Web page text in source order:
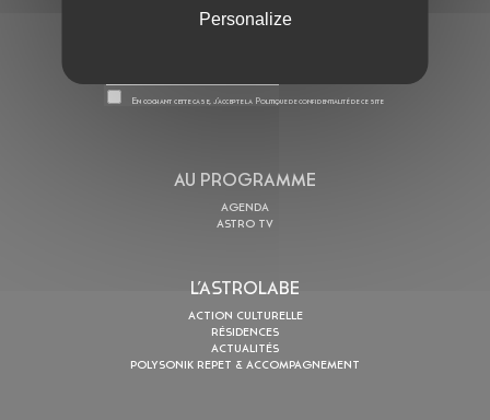
En cochant cette case, j’accepte la Politique de confidentialitéde ce site
AU PROGRAMME
AGENDA
ASTRO TV
L’ASTROLABE
ACTION CULTURELLE
RÉSIDENCES
ACTUALITÉS
POLYSONIK REPET & ACCOMPAGNEMENT
Personalize